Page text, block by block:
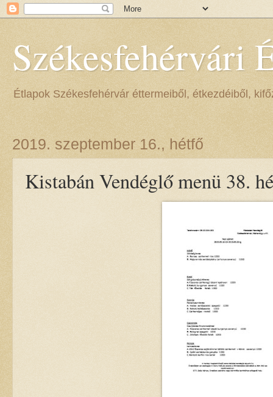
Székesfehérvári
Étlapok Székesfehérvár éttermeiből, étkezdéiből,
2019. szeptember 16., hétfő
Kistabán Vendéglő menü 38.